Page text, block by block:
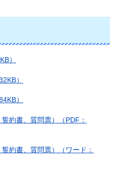
）
）
）
約書、質問票）（PDF：
約書、質問票）（ワード：